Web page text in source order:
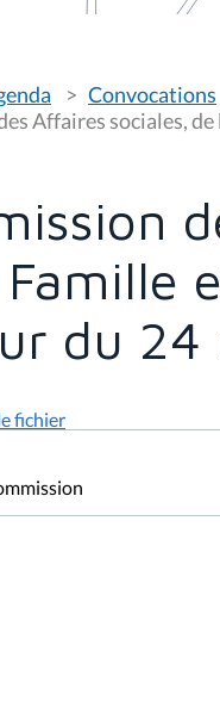
Convocations
Affaires sociales,
du 24
fichier